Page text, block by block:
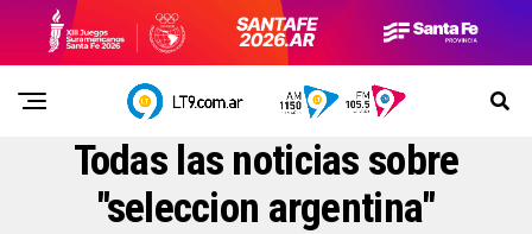
Todas las noticias sobre
"seleccion argentina"